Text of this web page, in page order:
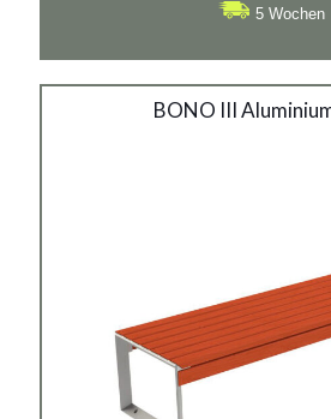
5 Wochen
BONO III